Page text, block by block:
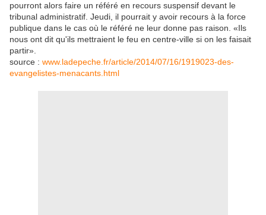
pourront alors faire un référé en recours suspensif devant le
tribunal administratif. Jeudi, il pourrait y avoir recours à la force
publique dans le cas où le référé ne leur donne pas raison. «Ils
nous ont dit qu'ils mettraient le feu en centre-ville si on les faisait
partir».
source : www.ladepeche.fr/article/2014/07/16/1919023-des-
evangelistes-menacants.html